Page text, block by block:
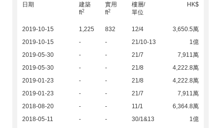
日期
建築
ft2
實用
ft2
樓層/
單位
HK$
2019-10-15 1,225 832 12/4
3,650.5萬
2019-10-15
- - 21/10-13
1億
2019-05-30
- - 21/7
7,911萬
2019-05-30
- - 21/8
4,222.8萬
2019-01-23
- - 21/8
4,222.8萬
2019-01-23
- - 21/7
7,911萬
2018-08-20
- - 11/1
6,364.8萬
2018-05-11
- - 30/1&13
1億